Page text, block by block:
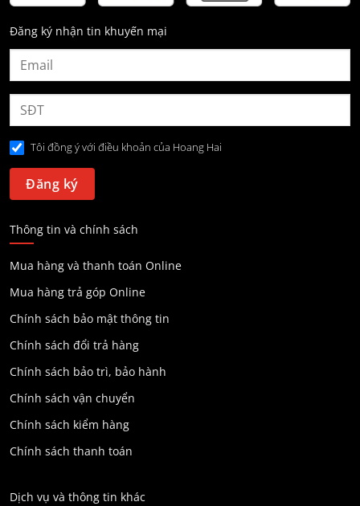
Đăng ký nhận tin khuyến mại
Tôi đồng ý với điều khoản của Hoang Hai
Thông tin và chính sách
Mua hàng và thanh toán Online
Mua hàng trả góp Online
Chính sách bảo mật thông tin
Chính sách đổi trả hàng
Chính sách bảo trì, bảo hành
Chính sách vận chuyển
Chính sách kiểm hàng
Chính sách thanh toán
Dịch vụ và thông tin khác